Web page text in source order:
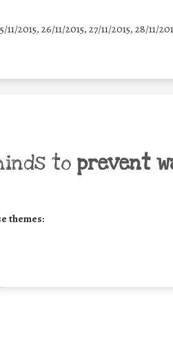
11/2015, 26/11/2015, 27/11/2015, 28/11/
to prevent
themes: